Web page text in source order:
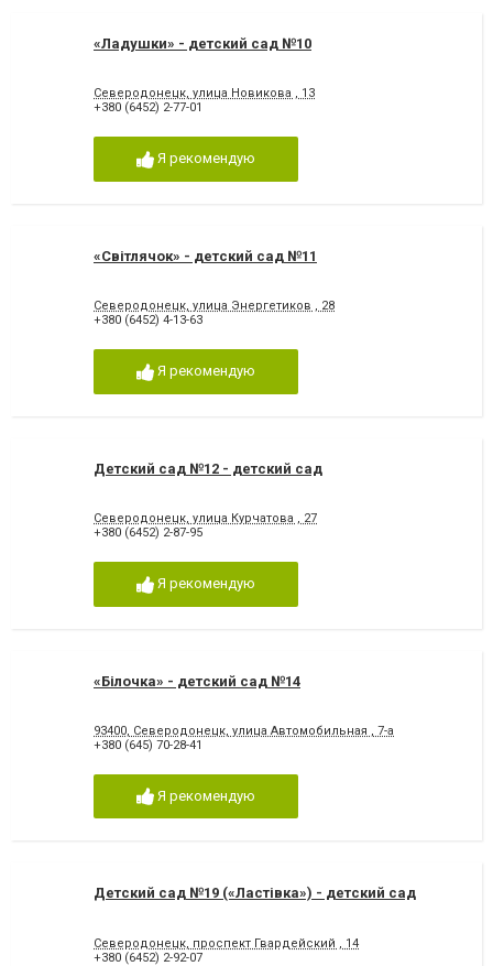
«Ладушки» - детский сад №10
Северодонецк, улица Новикова , 13
+380 (6452) 2-77-01
Я рекомендую
«Світлячок» - детский сад №11
Северодонецк, улица Энергетиков , 28
+380 (6452) 4-13-63
Я рекомендую
Детский сад №12 - детский сад
Северодонецк, улица Курчатова , 27
+380 (6452) 2-87-95
Я рекомендую
«Білочка» - детский сад №14
93400, Северодонецк, улица Автомобильная , 7-а
+380 (645) 70-28-41
Я рекомендую
Детский сад №19 («Ластівка») - детский сад
Северодонецк, проспект Гвардейский , 14
+380 (6452) 2-92-07